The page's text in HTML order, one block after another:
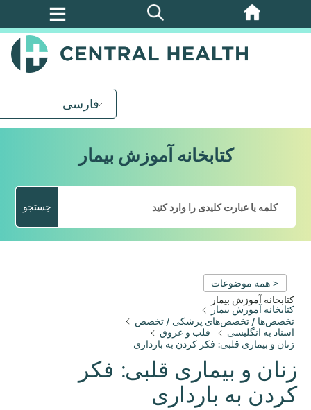
پرش
فارسی
کتابخانه آموزش بیمار
جستجو
< همه موضوعات
کتابخانه آموزش بیمار
کتابخانه آموزش بیمار
تخصص‌ها / تخصص‌های پزشکی / تخصص
اسناد به انگلیسی
قلب و عروق
زنان و بیماری قلبی: فکر کردن به بارداری
زنان و بیماری قلبی: فکر
کردن به بارداری